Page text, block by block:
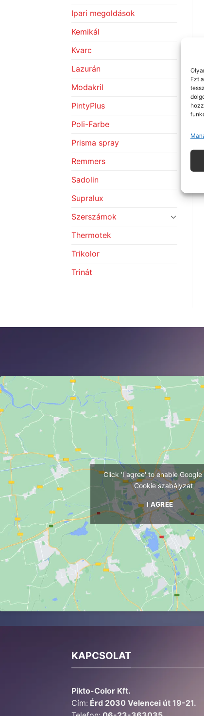
Ezt
Ipari megoldások
Kemikál
Kvarc
Lazurán
Modakril
PintyPlus
Poli-Farbe
Prisma spray
Remmers
Sadolin
Supralux
Szerszámok
Thermotek
Trikolor
Trinát
Click 'I agree' to enable Google
Cookie szabályzat
I AGREE
KAPCSOLAT
Pikto-Color Kft.
Cím: Érd 2030 Velencei út 19-21.